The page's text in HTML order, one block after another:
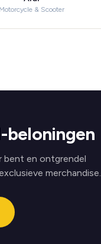
Motorcycle & Scooter
beloningen
bent en ontgrendel
merchandise.